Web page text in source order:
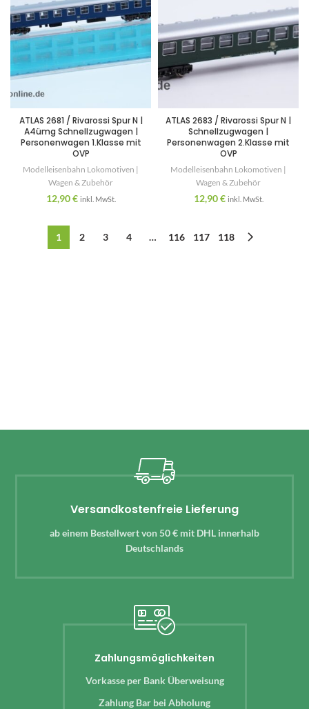
ATLAS 2681 / Rivarossi Spur N |
A4ümg Schnellzugwagen |
Personenwagen 1.Klasse mit
OVP
Modelleisenbahn Lokomotiven |
Wagen & Zubehör
12,90€ inkl. MwSt.
ATLAS 2683 / Rivarossi Spur N |
Schnellzugwagen |
Personenwagen 2.Klasse mit
OVP
Modelleisenbahn Lokomotiven |
Wagen & Zubehör
12,90€ inkl. MwSt.
1 2 3 4 … 116 117 118
Versandkostenfreie Lieferung
ab einem Bestellwert von 50 € mit DHL innerhalb
Deutschlands
Zahlungsmöglichkeiten
Vorkasse per Bank Überweisung
Zahlung Bar bei Abholung